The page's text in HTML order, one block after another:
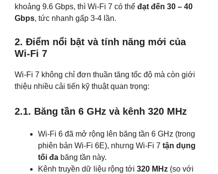
khoảng 9.6 Gbps, thì Wi-Fi 7 có thể đạt đến 30 – 40
Gbps, tức nhanh gấp 3-4 lần.
2. Điểm nổi bật và tính năng mới của
Wi-Fi 7
Wi-Fi 7 không chỉ đơn thuần tăng tốc độ mà còn giới
thiệu nhiều cải tiến kỹ thuật quan trọng:
2.1. Băng tần 6 GHz và kênh 320 MHz
Wi-Fi 6 đã mở rộng lên băng tần 6 GHz (trong
phiên bản Wi-Fi 6E), nhưng Wi-Fi 7 tận dụng
tối đa băng tần này.
Kênh truyền dữ liệu rộng tới 320 MHz (so với